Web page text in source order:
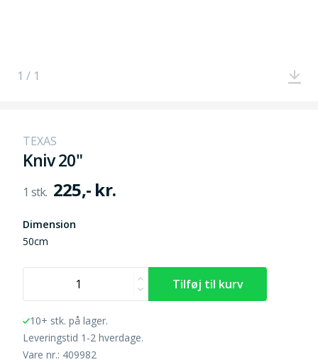
1 / 1
TEXAS
Kniv 20"
225,- kr.
Dimension
50cm
10+ stk. på lager.
Leveringstid 1-2 hverdage.
Vare nr.: 409982